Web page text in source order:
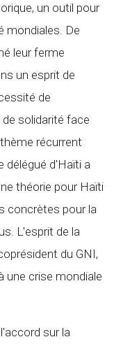
un outil pour
mondiales. De
leur ferme
un esprit de
de
solidarité face
récurrent
délégué d'Haïti a
théorie pour Haïti
concrètes pour la
L'esprit de la
du GNI,
une crise mondiale
sur la